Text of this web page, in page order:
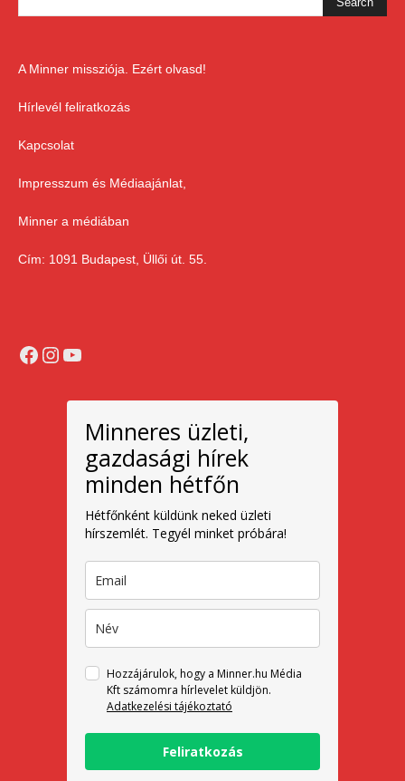
A Minner missziója. Ezért olvasd!
Hírlevél feliratkozás
Kapcsolat
Impresszum és Médiaajánlat,
Minner a médiában
Cím: 1091 Budapest, Üllői út. 55.
Facebook
Instagram
YouTube
Minneres üzleti,
gazdasági hírek
minden hétfőn
Hétfőnként küldünk neked üzleti
hírszemlét. Tegyél minket próbára!
Hozzájárulok, hogy a Minner.hu Média
Kft számomra hírlevelet küldjön.
Adatkezelési tájékoztató
Feliratkozás